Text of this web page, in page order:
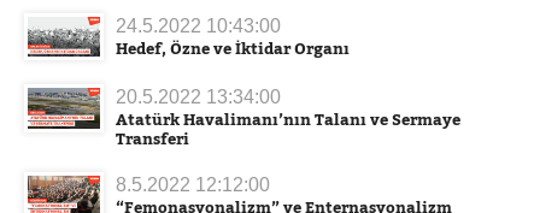
24.5.2022 10:43:00
Hedef, Özne ve İktidar Organı
20.5.2022 13:34:00
Atatürk Havalimanı’nın Talanı ve Sermaye
Transferi
8.5.2022 12:12:00
“Femonasyonalizm” ve Enternasyonalizm